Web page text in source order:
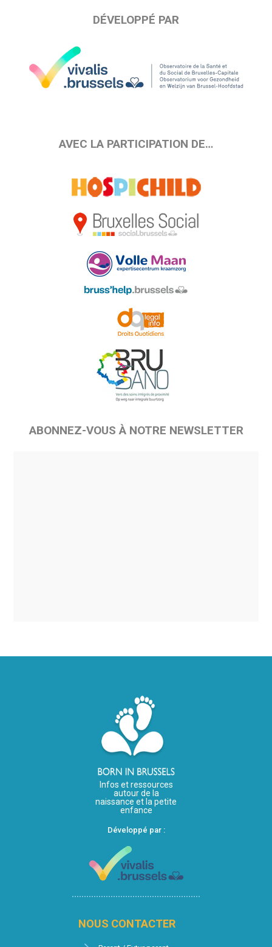
DÉVELOPPÉ PAR
AVEC LA PARTICIPATION DE…
ABONNEZ-VOUS À NOTRE NEWSLETTER
Infos et ressources
autour de la
naissance et la petite
enfance
Développé par :
NOUS CONTACTER